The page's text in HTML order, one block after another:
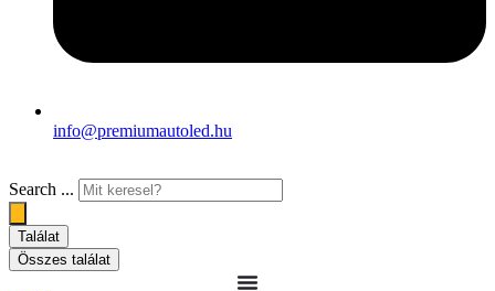
info@premiumautoled.hu
Search ...
Találat
Összes találat